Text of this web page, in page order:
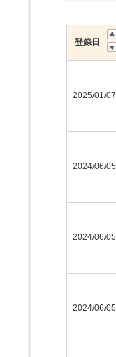
登録日
2025/01/07
2024/06/05
2024/06/05
2024/06/05